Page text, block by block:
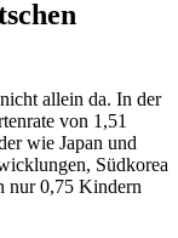
allein da. In der
von 1,51
wie Japan und
Südkorea
nur 0,75 Kindern